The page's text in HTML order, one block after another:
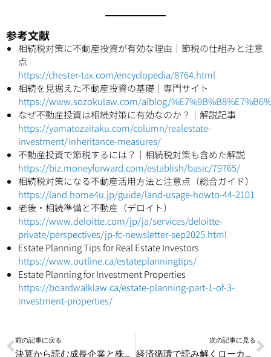
参考文献
相続税対策に不動産投資が有効な理由｜節税の仕組みと注意
点
https://chester-tax.com/encyclopedia/8764.html
相続を見据えた不動産投資の基礎｜専門サイト
https://www.sozokulaw.com/aiblog/
なぜ不動産投資は相続対策に有効なのか？｜解説記事
https://yamatozaitaku.com/column/realestate-
investment/inheritance-measures/
不動産投資で節税するには？｜相続税対策も含めた解説
https://biz.moneyforward.com/establish/basic/79765/
相続税対策になる不動産活用方法と注意点（総合ガイド）
https://land.home4u.jp/guide/land-usage-howto-44-2101
老後・相続準備と不動産（デロイト）
https://www.deloitte.com/jp/ja/services/deloitte-
private/perspectives/jp-fc-newsletter-sep2025.html
Estate Planning Tips for Real Estate Investors
https://www.outline.ca/estateplanningtips/
Estate Planning for Investment Properties
https://boardwalklaw.ca/estate-planning-part-1-of-3-
investment-properties/
Prev
前の記事に戻る
決算から読む成長企業と株式投資で注目すべき指標
次の記事に見る
経済循環で読み解くローカルビジネス成功の条件